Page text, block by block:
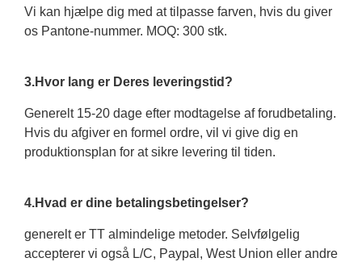
Vi kan hjælpe dig med at tilpasse farven, hvis du giver
os Pantone-nummer. MOQ: 300 stk.
3.Hvor lang er Deres leveringstid?
Generelt 15-20 dage efter modtagelse af forudbetaling.
Hvis du afgiver en formel ordre, vil vi give dig en
produktionsplan for at sikre levering til tiden.
4.Hvad er dine betalingsbetingelser?
generelt er TT almindelige metoder. Selvfølgelig
accepterer vi også L/C, Paypal, West Union eller andre